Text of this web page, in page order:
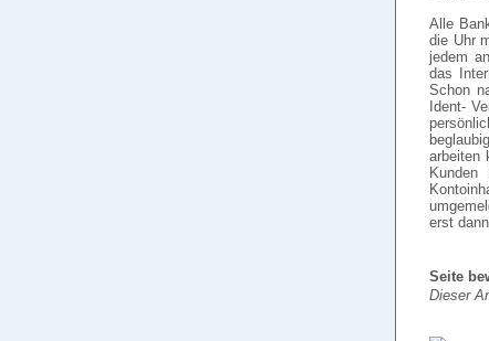
Alle
die Uhr
jedem
das
Schon
Ident-
arbeiten
erst
Seite
Dieser